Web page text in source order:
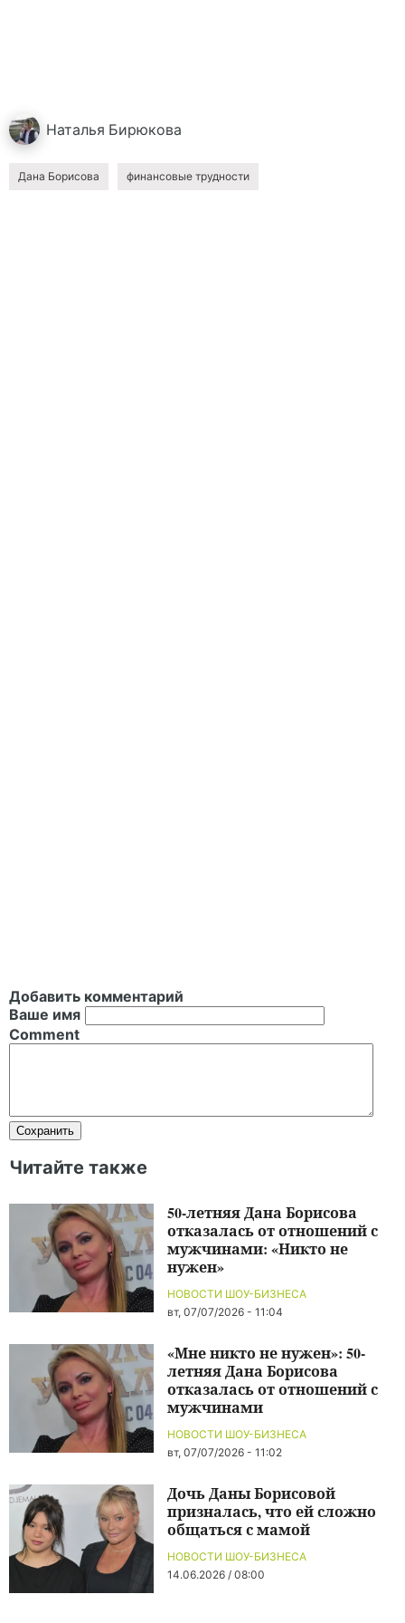
Наталья Бирюкова
Дана Борисова финансовые трудности
Добавить комментарий
Ваше имя
Comment
Читайте также
НОВОСТИ ШОУ-БИЗНЕСА
вт, 07/07/2026 - 11:04
50-летняя Дана Борисова
отказалась от отношений с
мужчинами: «Никто не
нужен»
НОВОСТИ ШОУ-БИЗНЕСА
вт, 07/07/2026 - 11:02
«Мне никто не нужен»: 50-
летняя Дана Борисова
отказалась от отношений с
мужчинами
НОВОСТИ ШОУ-БИЗНЕСА
14.06.2026 / 08:00
Дочь Даны Борисовой
призналась, что ей сложно
общаться с мамой